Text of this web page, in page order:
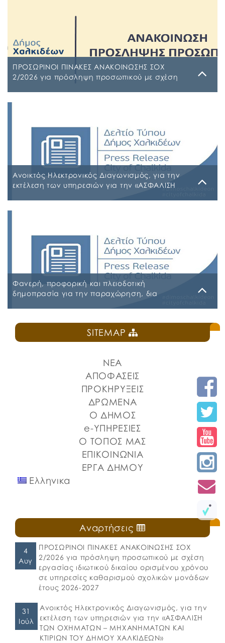
ΠΡΟΣΩΡΙΝΟΙ ΠΙΝΑΚΕΣ ΑΝΑΚΟΙΝΩΣΗΣ ΣΟΧ
2/2026 για πρόσληψη προσωπικού με σχέση
ΠΙΝΑΚΑΣ ΚΑΤΑΤΑΞΗΣ ΣΥΜΜΕΤΕΧΟΝΤΩΝ 1 ΡΗΒΖΩΗΑ-
Ρ5Τ-1 ΠΡΟΣΩΡΙΝΟΣ ΠΙΝΑΚΑΣ ΜΕΡΙΚΗΣ ΑΠΑΣΧΟΛΗΣΗΣ
ΨΔΑΚΩΗΑ-ΑΟ3 ΠΡΟΣΩΡΙΝΟΣ ΠΙΝΑΚΑΣ ΠΛΗΡΟΥΣ
ΑΠΑΣΧΟΛΗΣΗΣ ΨΦΑ4ΩΗΑ-ΦΣΒ ΠΡΟΣΩΡΙΝΟΣ ΠΙΝΑΚΑΣ
ΣΥΜΜΕΤΕΧΟΝΤΩΝ 6ΖΛΚΩΗΑ-ΠΩΗ
Ανοικτός Ηλεκτρονικός Διαγωνισμός, για την
εκτέλεση των υπηρεσιών για την «ΑΣΦΑΛΙΣΗ
ΑΣΦΑΛΕΙΕΣ 2026-2027 09-07-2026_signed
ΠΑΡΑΡΤΗΜΑ Α’ ΜΕΛΕΤΗ ΑΣΦΑΛΕΙΕΣ ΕΠΕΞΕΡΓΑΣΙΜΗ
2026-2027 09-07-2026 ΠΑΡΑΡΤΗΜΑ Β ΕΕΕΣ PDF_signed
ΠΕΡΙΛΗΨΗ ΔΙΑΚΗΡΥΞΗΣ ΑΣΦΑΛΕΙΕΣ_signed
Φανερή, προφορική και πλειοδοτική
δημοπρασία για την παραχώρηση, δια
χώρου στην Πλατεία Ελευθερίας
ΠΡΟΚΗΡΥΞΗ ΚΑΝΤΙΝΑ ΠΛΑΤΕΙΑΣ ΕΛΕΥΘΕΡΙΑΣ
SITEMAP
ΝΕΑ
ΑΠΟΦΑΣΕΙΣ
ΠΡΟΚΗΡΥΞΕΙΣ
ΔΡΩΜΕΝΑ
Ο ΔΗΜΟΣ
e-ΥΠΗΡΕΣΙΕΣ
Ο ΤΟΠΟΣ ΜΑΣ
ΕΠΙΚΟΙΝΩΝΙΑ
ΕΡΓΑ ΔΗΜΟΥ
Ελληνικα
Αναρτήσεις
4
Αυγ
ΠΡΟΣΩΡΙΝΟΙ ΠΙΝΑΚΕΣ ΑΝΑΚΟΙΝΩΣΗΣ ΣΟΧ
2/2026 για πρόσληψη προσωπικού με σχέση
εργασίας ιδιωτικού δικαίου ορισμένου χρόνου
σε υπηρεσίες καθαρισμού σχολικών μονάδων
έτους 2026-2027
31
Ιούλ
Ανοικτός Ηλεκτρονικός Διαγωνισμός, για την
εκτέλεση των υπηρεσιών για την «ΑΣΦΑΛΙΣΗ
ΤΩΝ ΟΧΗΜΑΤΩΝ – ΜΗΧΑΝΗΜΑΤΩΝ ΚΑΙ
ΚΤΙΡΙΩΝ ΤΟΥ ΔΗΜΟΥ ΧΑΛΚΙΔΕΩΝ»